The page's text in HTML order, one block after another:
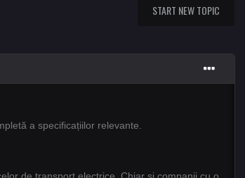
START NEW TOPIC
a specificațiilor relevante.